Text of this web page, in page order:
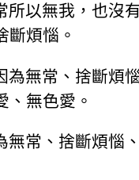
所以無我，也沒
斷煩惱。
為無常、捨斷煩
、無色愛。
無常、捨斷煩惱